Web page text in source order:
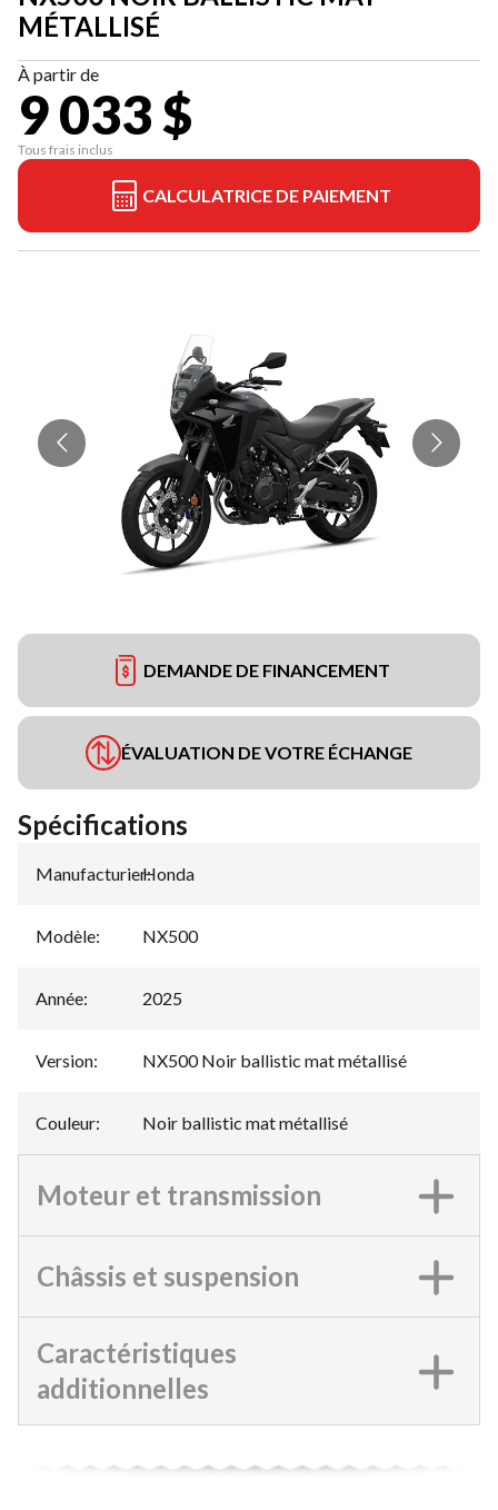
MÉTALLISÉ
À partir de
9 033 $
Tous frais inclus
CALCULATRICE DE PAIEMENT
DEMANDE DE FINANCEMENT
ÉVALUATION DE VOTRE ÉCHANGE
Spécifications
Manufacturier:
Honda
Modèle: NX500
Année: 2025
Version: NX500 Noir ballistic mat métallisé
Couleur: Noir ballistic mat métallisé
Moteur et transmission
Châssis et suspension
Caractéristiques
additionnelles